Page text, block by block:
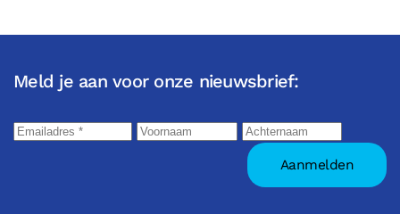
Meld je aan voor onze nieuwsbrief: